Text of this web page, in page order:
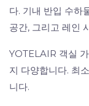
다. 기내 반입 수하
공간, 그리고 레인
YOTELAIR 객실
지 다양합니다. 최
니다.